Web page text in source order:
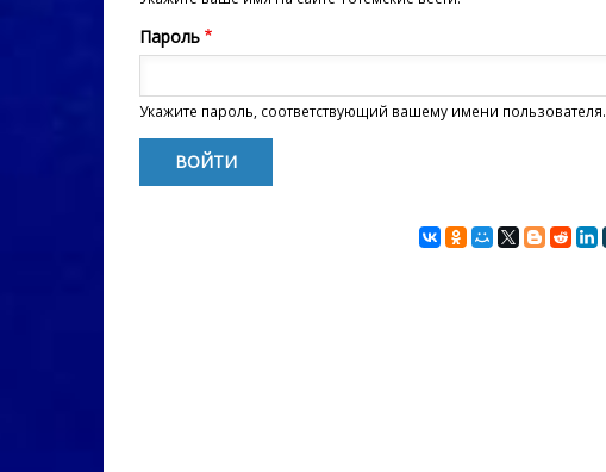
Пароль
Укажите пароль, соответствующий вашему имени пользователя.